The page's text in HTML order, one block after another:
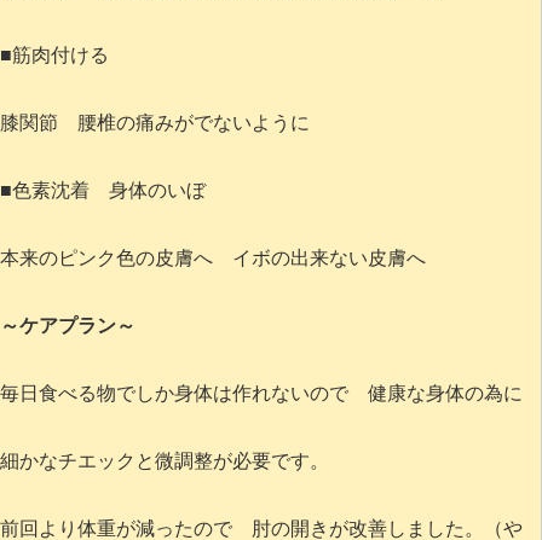
■筋肉付ける
膝関節 腰椎の痛みがでないように
■色素沈着 身体のいぼ
本来のピンク色の皮膚へ イボの出来ない皮膚へ
～ケアプラン～
毎日食べる物でしか身体は作れないので 健康な身体の為に
細かなチエックと微調整が必要です。
前回より体重が減ったので 肘の開きが改善しました。（や